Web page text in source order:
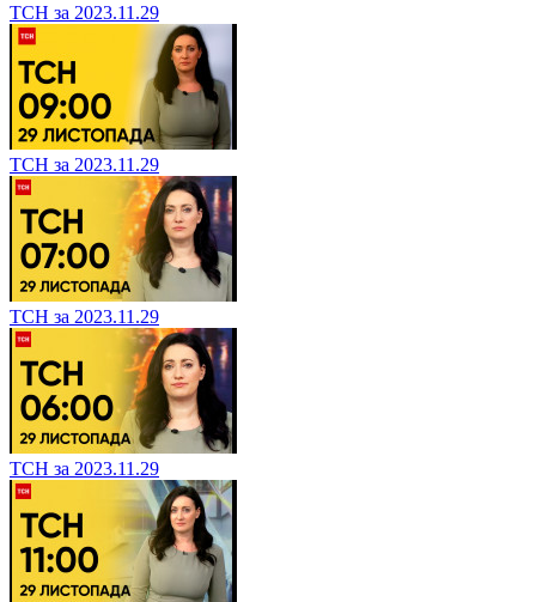
ТСН за 2023.11.29
ТСН за 2023.11.29
ТСН за 2023.11.29
ТСН за 2023.11.29